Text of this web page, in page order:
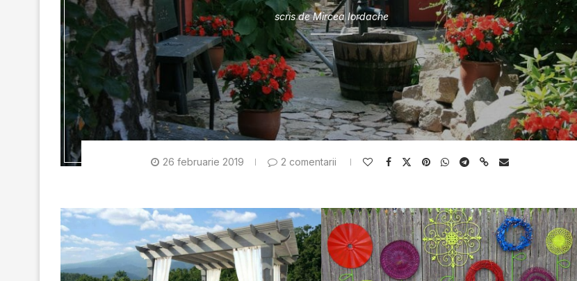
scris deMircea Iordache
26 februarie 2019 2 comentarii